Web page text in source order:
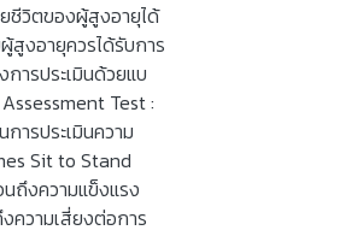
ชีวิตของผู้สูงอายุได้
งอายุควรได้รับการ
ารประเมินด้วยแบ
Test :
ารประเมินความ
Sit to Stand
นถึงความแข็งแรง
ความเสี่ยงต่อการ